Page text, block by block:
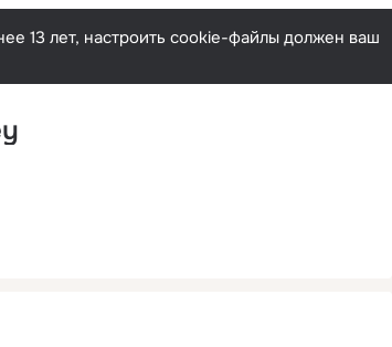
13 лет, настроить cookie-файлы должен ваш